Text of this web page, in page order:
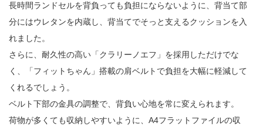
長時間ランドセルを背負っても負担にならないように、背当て部
分にはウレタンを内蔵し、背当てでそっと支えるクッションを入
れました。
さらに、耐久性の高い「クラリーノエフ」を採用しただけでな
く、「フィットちゃん」搭載の肩ベルトで負担を大幅に軽減して
くれるでしょう。
ベルト下部の金具の調整で、背負い心地を常に変えられます。
荷物が多くても収納しやすいように、A4フラットファイルの収